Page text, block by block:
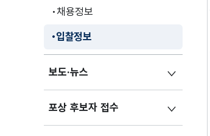
채용정보
입찰정보
보도·뉴스
포상 후보자 접수